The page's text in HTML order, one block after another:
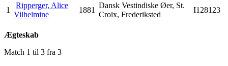
1
Ripperger, Alice
Vilhelmine
1881
Dansk Vestindiske Øer, St.
Croix, Frederiksted
I128123
Ægteskab
Match 1 til 3 fra 3